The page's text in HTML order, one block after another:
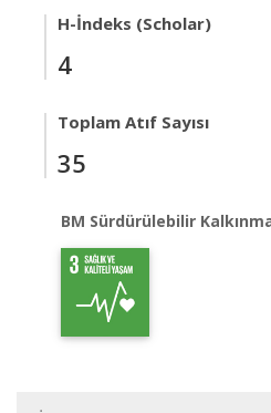
H-İndeks (Scholar)
4
Toplam Atıf Sayısı
35
BM Sürdürülebilir